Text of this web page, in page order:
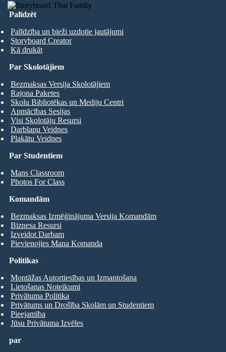
Palīdzēt
Palīdzība un bieži uzdotie jautājumi
Storyboard Creator
Kā drukāt
Par Studentiem
Mans Classroom
Photos For Class
Par Skolotājiem
Bezmaksas Versija Skolotājiem
Rajona Paketes
Skolu Bibliotēkas un Mediju Centri
Apmācības Sesijas
Visi Skolotāju Resursi
Darblapu Veidnes
Plakātu Veidnes
Komandām
Bezmaksas Izmēģinājuma Versija Komandām
Biznesa Resursi
Izveidot Darbam
Pievienojies Mana Komanda
par
Politikas
Montāžas Autortiesības un Izmantošana
Lietošanas Noteikumi
Privātuma Politika
Privātums un Drošība Skolām un Studentiem
Pieejamība
Jūsu Privātuma Izvēles